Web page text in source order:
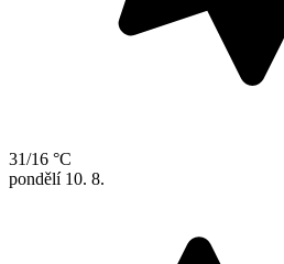
31/16 °C
pondělí 10. 8.